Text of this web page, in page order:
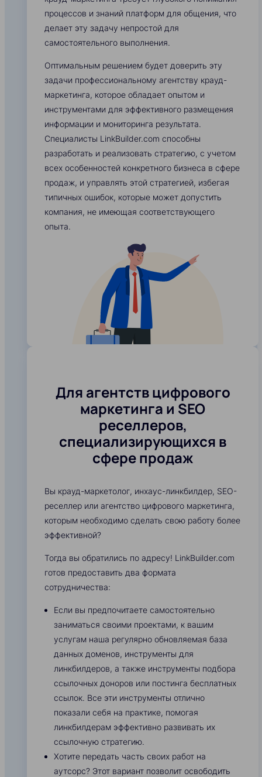
процессов и знаний платформ для общения, что
делает эту задачу непростой для
самостоятельного выполнения.
Оптимальным решением будет доверить эту
задачи профессиональному агентству крауд-
маркетинга, которое обладает опытом и
инструментами для эффективного размещения
информации и мониторинга результата.
Специалисты LinkBuilder.com способны
разработать и реализовать стратегию, с учетом
всех особенностей конкретного бизнеса в сфере
продаж, и управлять этой стратегией, избегая
типичных ошибок, которые может допустить
компания, не имеющая соответствующего
опыта.
Для агентств цифрового
маркетинга и SEO
реселлеров,
специализирующихся в
сфере продаж
Вы крауд-маркетолог, инхаус-линкбилдер, SEO-
реселлер или агентство цифрового маркетинга,
которым необходимо сделать свою работу более
эффективной?
Тогда вы обратились по адресу! LinkBuilder.com
готов предоставить два формата
сотрудничества:
Если вы предпочитаете самостоятельно
заниматься своими проектами, к вашим
услугам наша регулярно обновляемая база
данных доменов, инструменты для
линкбилдеров, а также инструменты подбора
ссылочных доноров или постинга бесплатных
ссылок. Все эти инструменты отлично
показали себя на практике, помогая
линкбилдерам эффективно развивать их
ссылочную стратегию.
Хотите передать часть своих работ на
аутсорс? Этот вариант позволит освободить